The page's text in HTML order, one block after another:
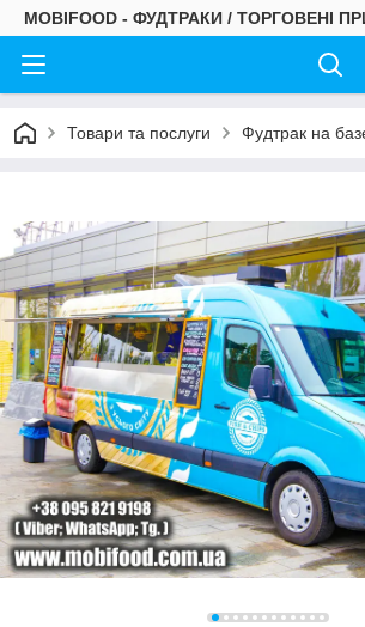
MOBIFOOD - ФУДТРАКИ / ТОРГОВЕНІ
Товари та послуги Фудтрак на